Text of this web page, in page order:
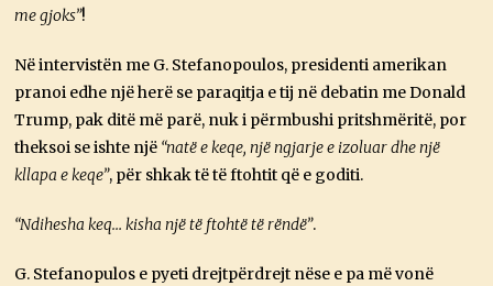
me gjoks”!
Në intervistën me G. Stefanopoulos, presidenti amerikan
pranoi edhe një herë se paraqitja e tij në debatin me Donald
Trump, pak ditë më parë, nuk i përmbushi pritshmëritë, por
theksoi se ishte një “natë e keqe, një ngjarje e izoluar dhe një
kllapa e keqe”, për shkak të të ftohtit që e goditi.
“Ndihesha keq… kisha një të ftohtë të rëndë”.
G. Stefanopulos e pyeti drejtpërdrejt nëse e pa më vonë